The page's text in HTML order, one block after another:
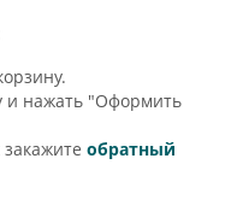
и нажать "Оформить
обратный